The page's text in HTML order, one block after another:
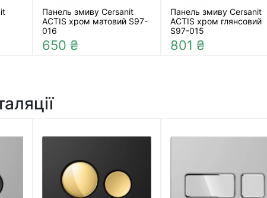
Панель змиву Cersanit
ACTIS хром матовий S97-
016
650 ₴
Панель змиву Cersanit
ACTIS хром глянсовий
S97-015
801 ₴